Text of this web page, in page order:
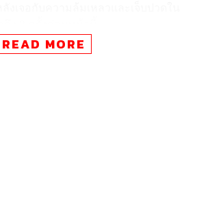
คโบลลี นักหวดมือ 14 ของโลกจาก
READ MORE